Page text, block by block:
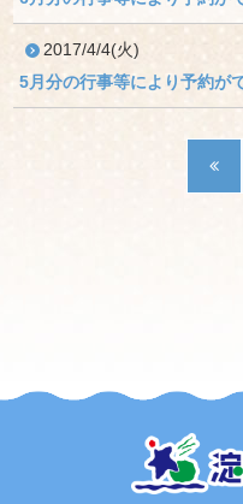
2017/4/4(火)
5月分の行事等により予約が